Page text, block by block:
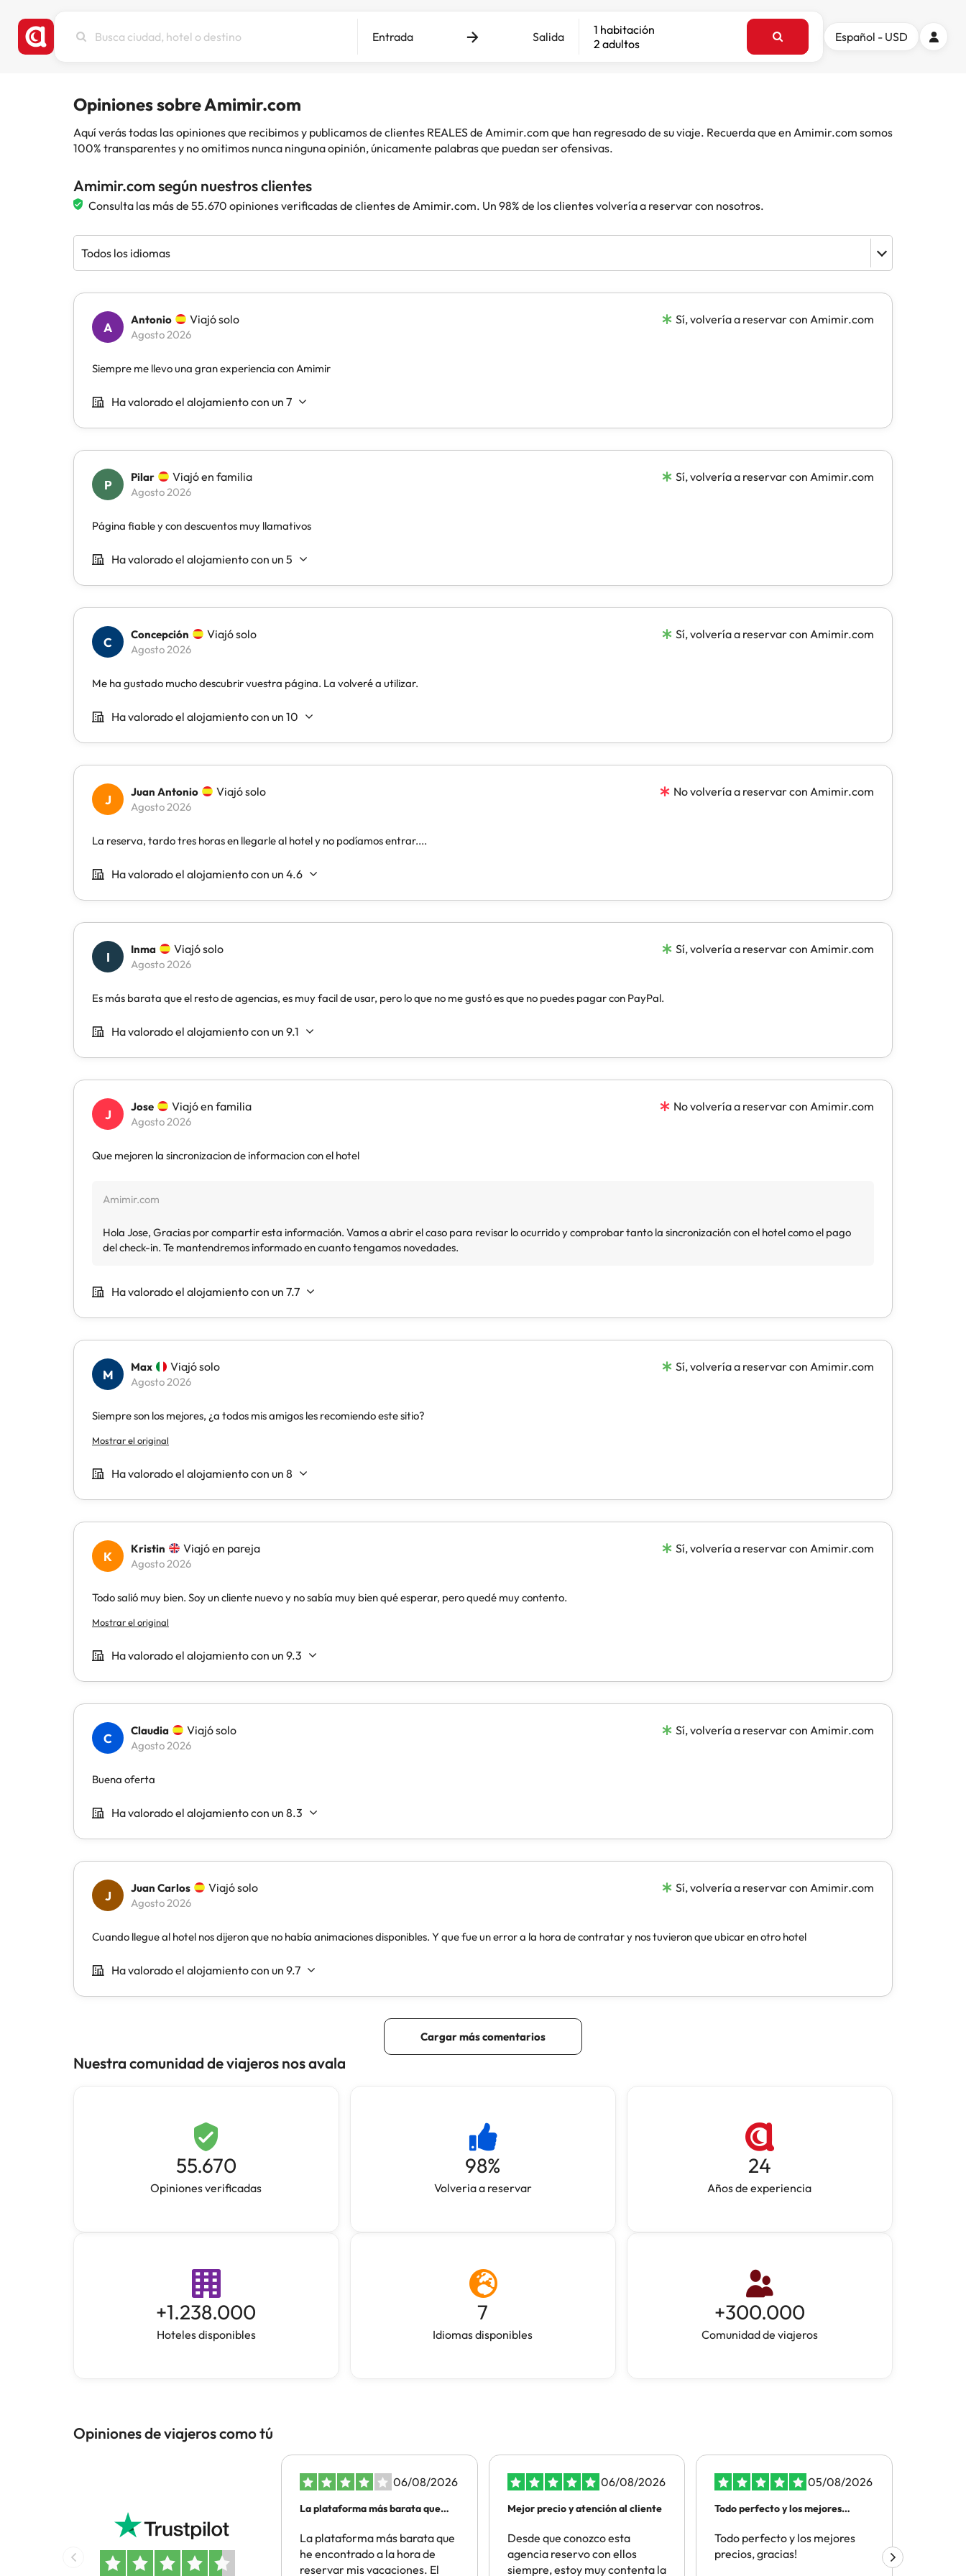
ciudad,
Entrada Salida
1 habitación
2 adultos
Español - USD
Opiniones sobre Amimir.com
Aquí verás todas las opiniones que recibimos y publicamos de clientes REALES de Amimir.com que han regresado de su viaje. Recuerda que en Amimir.com somos
100% transparentes y no omitimos nunca ninguna opinión, únicamente palabras que puedan ser ofensivas.
Amimir.com según nuestros clientes
Consulta las más de 55.670 opiniones verificadas de clientes de Amimir.com. Un 98% de los clientes volvería a reservar con nosotros.
Nuestra comunidad de viajeros nos avala
55.670
Opiniones verificadas
98%
Volveria a reservar
24
Años de experiencia
+1.238.000
Hoteles disponibles
7
Idiomas disponibles
+300.000
Comunidad de viajeros
Opiniones de viajeros como tú
06/08/2026
La plataforma más barata que
La plataforma más barata que
he encontrado a la hora de
reservar mis vacaciones. El
06/08/2026
Mejor precio y atención al cliente
Desde que conozco esta
agencia reservo con ellos
siempre, estoy muy contenta la
05/08/2026
Todo perfecto y los mejores
Todo perfecto y los mejores
precios, gracias!